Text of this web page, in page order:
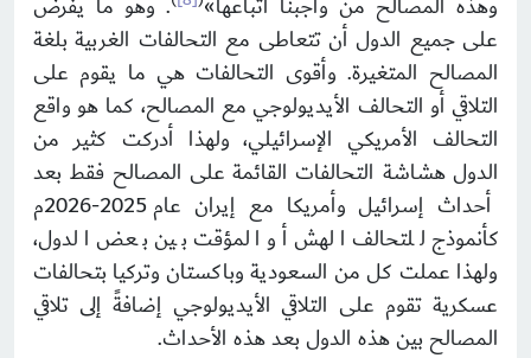
على جميع الدول أن تتعاطى مع التحالفات الغربية بلغة
المصالح المتغيرة. وأقوى التحالفات هي ما يقوم على
التلاقي أو التحالف الأيديولوجي مع المصالح، كما هو واقع
التحالف الأمريكي الإسرائيلي، ولهذا أدركت كثير من
الدول هشاشة التحالفات القائمة على المصالح فقط بعد
أحداث إسرائيل وأمريكا مع إيران عام 2025-2026م
كأنموذج للتحالف الهش أو المؤقت بين بعض الدول،
ولهذا عملت كل من السعودية وباكستان وتركيا بتحالفات
عسكرية تقوم على التلاقي الأيديولوجي إضافةً إلى تلاقي
المصالح بين هذه الدول بعد هذه الأحداث.